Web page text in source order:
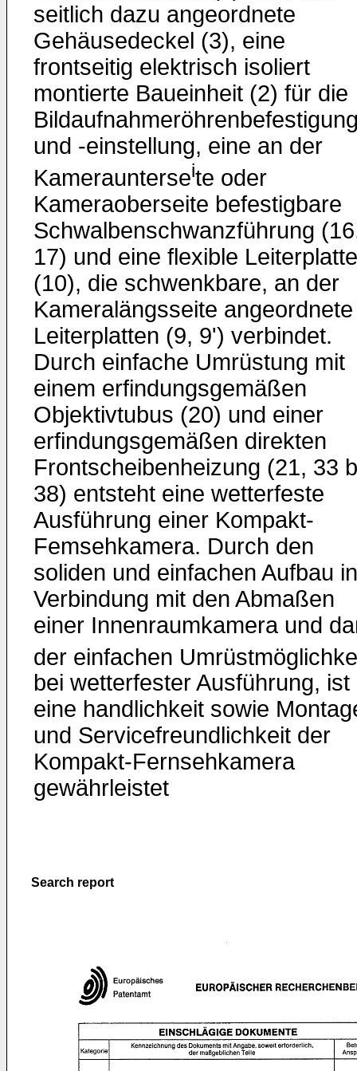
seitlich dazu angeordnete
Gehäusedeckel (3), eine
frontseitig elektrisch isoliert
montierte Baueinheit (2) für die
und -einstellung, eine an der
Kameraunterseite oder
Kameraoberseite befestigbare
Schwalbenschwanzführung
17) und eine flexible Leiterplatte
(10), die schwenkbare, an der
Kameralängsseite angeordnete
Leiterplatten (9, 9') verbindet.
Durch einfache Umrüstung mit
einem erfindungsgemäßen
Objektivtubus (20) und einer
erfindungsgemäßen direkten
Frontscheibenheizung (21, 33
38) entsteht eine wetterfeste
Ausführung einer Kompakt-
Femsehkamera. Durch den
soliden und einfachen Aufbau in
Verbindung mit den Abmaßen
einer Innenraumkamera und
der einfachen Umrüstmöglichke
bei wetterfester Ausführung, ist
eine handlichkeit sowie
und Servicefreundlichkeit der
Kompakt-Fernsehkamera
gewährleistet
Search report